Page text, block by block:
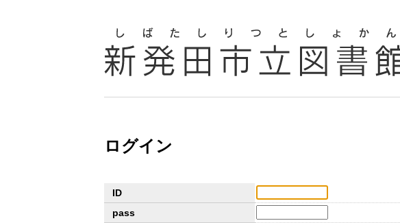
ログイン
ID
pass